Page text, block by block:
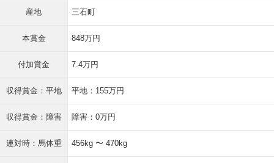
産地 三石町
本賞金 848万円
付加賞金 7.4万円
収得賞金：平地 平地：155万円
収得賞金：障害 障害：0万円
連対時：馬体重 456kg 〜 470kg